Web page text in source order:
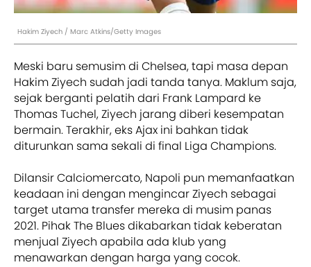
Hakim Ziyech / Marc Atkins/Getty Images
Meski baru semusim di Chelsea, tapi masa depan
Hakim Ziyech sudah jadi tanda tanya. Maklum saja,
sejak berganti pelatih dari Frank Lampard ke
Thomas Tuchel, Ziyech jarang diberi kesempatan
bermain. Terakhir, eks Ajax ini bahkan tidak
diturunkan sama sekali di final Liga Champions.
Dilansir Calciomercato, Napoli pun memanfaatkan
keadaan ini dengan mengincar Ziyech sebagai
target utama transfer mereka di musim panas
2021. Pihak The Blues dikabarkan tidak keberatan
menjual Ziyech apabila ada klub yang
menawarkan dengan harga yang cocok.